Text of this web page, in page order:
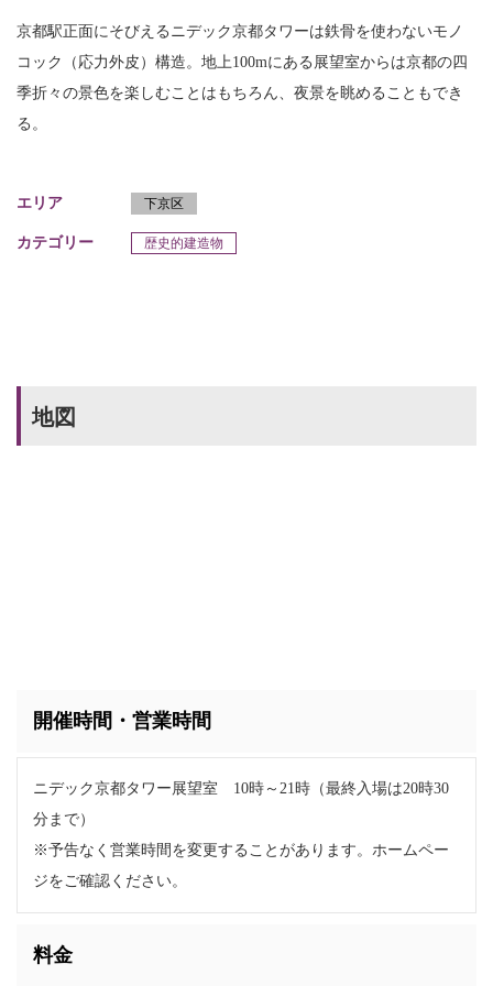
京都駅正面にそびえるニデック京都タワーは鉄骨を使わないモノ
コック（応力外皮）構造。地上100mにある展望室からは京都の四
季折々の景色を楽しむことはもちろん、夜景を眺めることもでき
る。
エリア 下京区
カテゴリー 歴史的建造物
地図
開催時間・営業時間
ニデック京都タワー展望室 10時～21時（最終入場は20時30
分まで）
※予告なく営業時間を変更することがあります。ホームペー
ジをご確認ください。
料金